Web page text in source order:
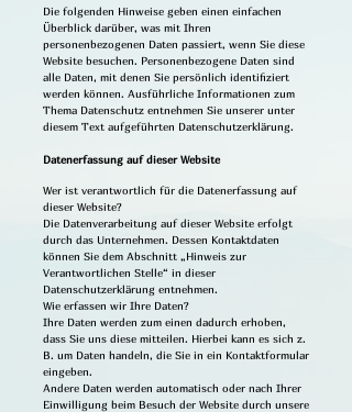
Die folgenden Hinweise geben einen einfachen
Überblick darüber, was mit Ihren
personenbezogenen Daten passiert, wenn Sie diese
Website besuchen. Personenbezogene Daten sind
alle Daten, mit denen Sie persönlich identifiziert
werden können. Ausführliche Informationen zum
Thema Datenschutz entnehmen Sie unserer unter
diesem Text aufgeführten Datenschutzerklärung.
Datenerfassung auf dieser Website
Wer ist verantwortlich für die Datenerfassung auf
dieser Website?
Die Datenverarbeitung auf dieser Website erfolgt
durch das Unternehmen. Dessen Kontaktdaten
können Sie dem Abschnitt „Hinweis zur
Verantwortlichen Stelle“ in dieser
Datenschutzerklärung entnehmen.
Wie erfassen wir Ihre Daten?
Ihre Daten werden zum einen dadurch erhoben,
dass Sie uns diese mitteilen. Hierbei kann es sich z.
B. um Daten handeln, die Sie in ein Kontaktformular
eingeben.
Andere Daten werden automatisch oder nach Ihrer
Einwilligung beim Besuch der Website durch unsere